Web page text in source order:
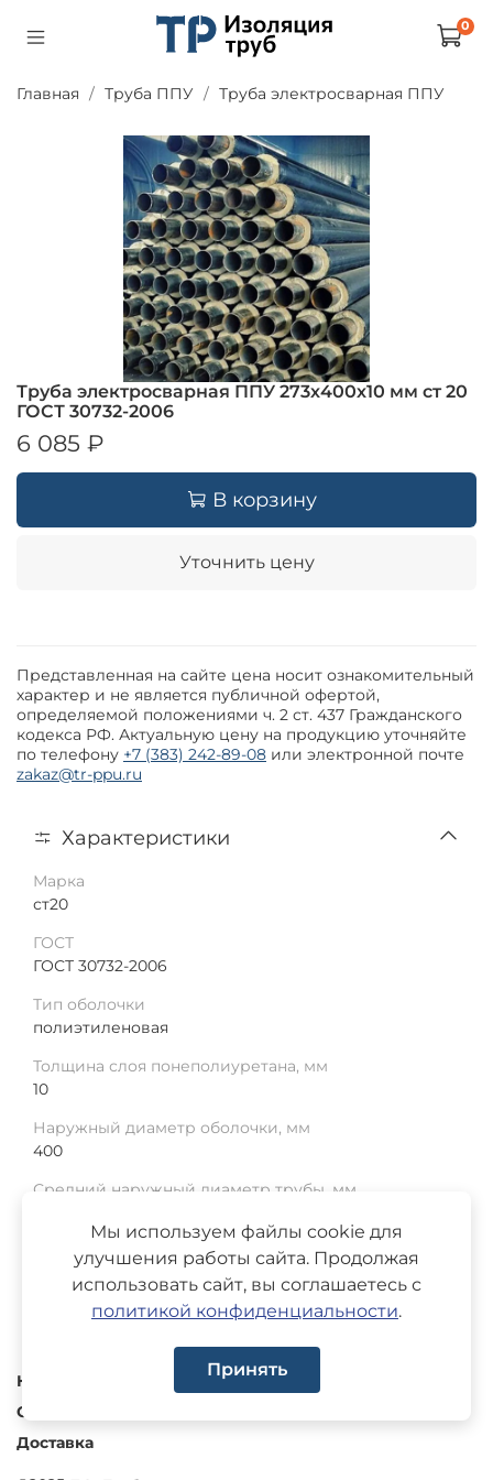
0
Главная Труба ППУ Труба электросварная ППУ
Труба электросварная ППУ 273х400х10 мм ст 20
ГОСТ 30732-2006
6 085 ₽
В корзину
Уточнить цену
Представленная на сайте цена носит ознакомительный
характер и не является публичной офертой,
определяемой положениями ч. 2 ст. 437 Гражданского
кодекса РФ. Актуальную цену на продукцию уточняйте
по телефону +7 (383) 242-89-08 или электронной почте
zakaz@tr-ppu.ru
Характеристики
Марка
ст20
ГОСТ
ГОСТ 30732-2006
Тип оболочки
полиэтиленовая
Толщина слоя понеполиуретана, мм
10
Наружный диаметр оболочки, мм
400
Средний наружный диаметр трубы, мм
Среднее отклонение, мм
Каталог
О компании
Доставка
Мы используем файлы cookie для
улучшения работы сайта. Продолжая
использовать сайт, вы соглашаетесь с
политикой конфиденциальности.
Принять